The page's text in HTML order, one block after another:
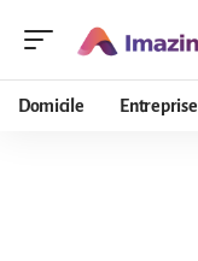
Domicile Entreprise